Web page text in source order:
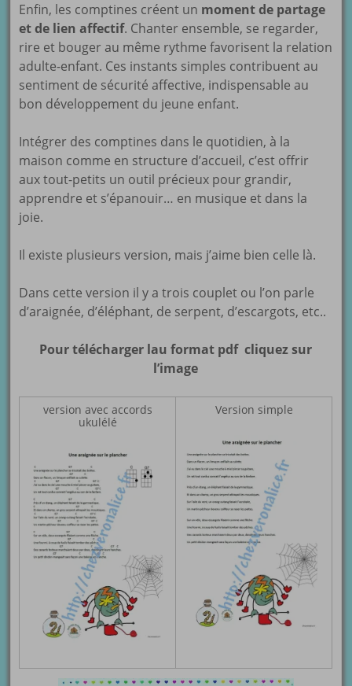
Enfin, les comptines créent un moment de partage
et de lien affectif. Chanter ensemble, se regarder,
rire et bouger au même rythme favorisent la relation
adulte-enfant. Ces instants simples contribuent au
sentiment de sécurité affective, indispensable au
bon développement du jeune enfant.
Intégrer des comptines dans le quotidien, à la
maison comme en structure d’accueil, c’est offrir
aux tout-petits un outil précieux pour grandir,
apprendre et s’épanouir… en musique et dans la
joie.
Il existe plusieurs version, mais j’aime bien celle là.
Dans cette version il y a trois couplet ou l’on parle
d’araignée, d’éléphant, de serpent, d’escargots, etc..
Pour télécharger lau format pdf cliquez sur
l’image
version avec accords
ukulélé
Version simple